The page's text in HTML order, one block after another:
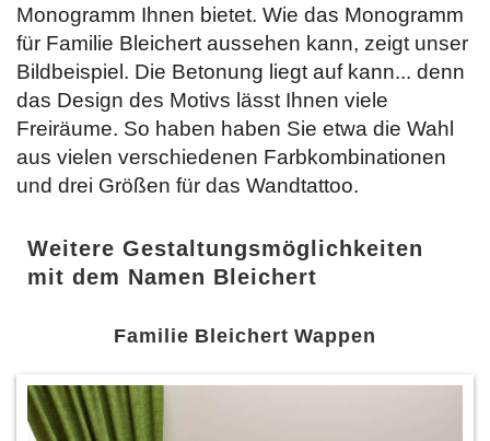
Monogramm Ihnen bietet. Wie das Monogramm
für Familie Bleichert aussehen kann, zeigt unser
Bildbeispiel. Die Betonung liegt auf kann... denn
das Design des Motivs lässt Ihnen viele
Freiräume. So haben haben Sie etwa die Wahl
aus vielen verschiedenen Farbkombinationen
und drei Größen für das Wandtattoo.
Weitere Gestaltungsmöglichkeiten
mit dem Namen Bleichert
Familie Bleichert Wappen